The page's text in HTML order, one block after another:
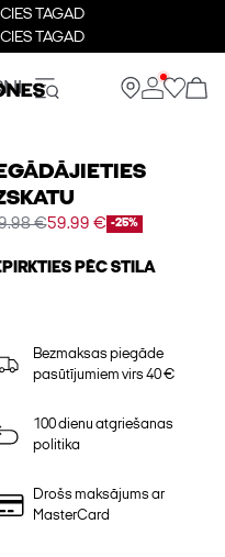
TAGAD
TAGAD
€59.99 € -25%
PĒC STILA
Bezmaksas piegāde
pasūtījumiem virs 40 €
100 dienu atgriešanas
politika
Drošs maksājums ar
MasterCard